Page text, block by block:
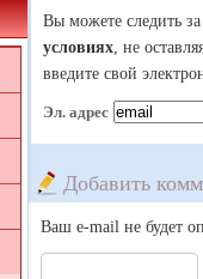
Вы можете следить
условиях, не
введите свой
Эл. адрес
Добавить
Ваш e-mail не будет